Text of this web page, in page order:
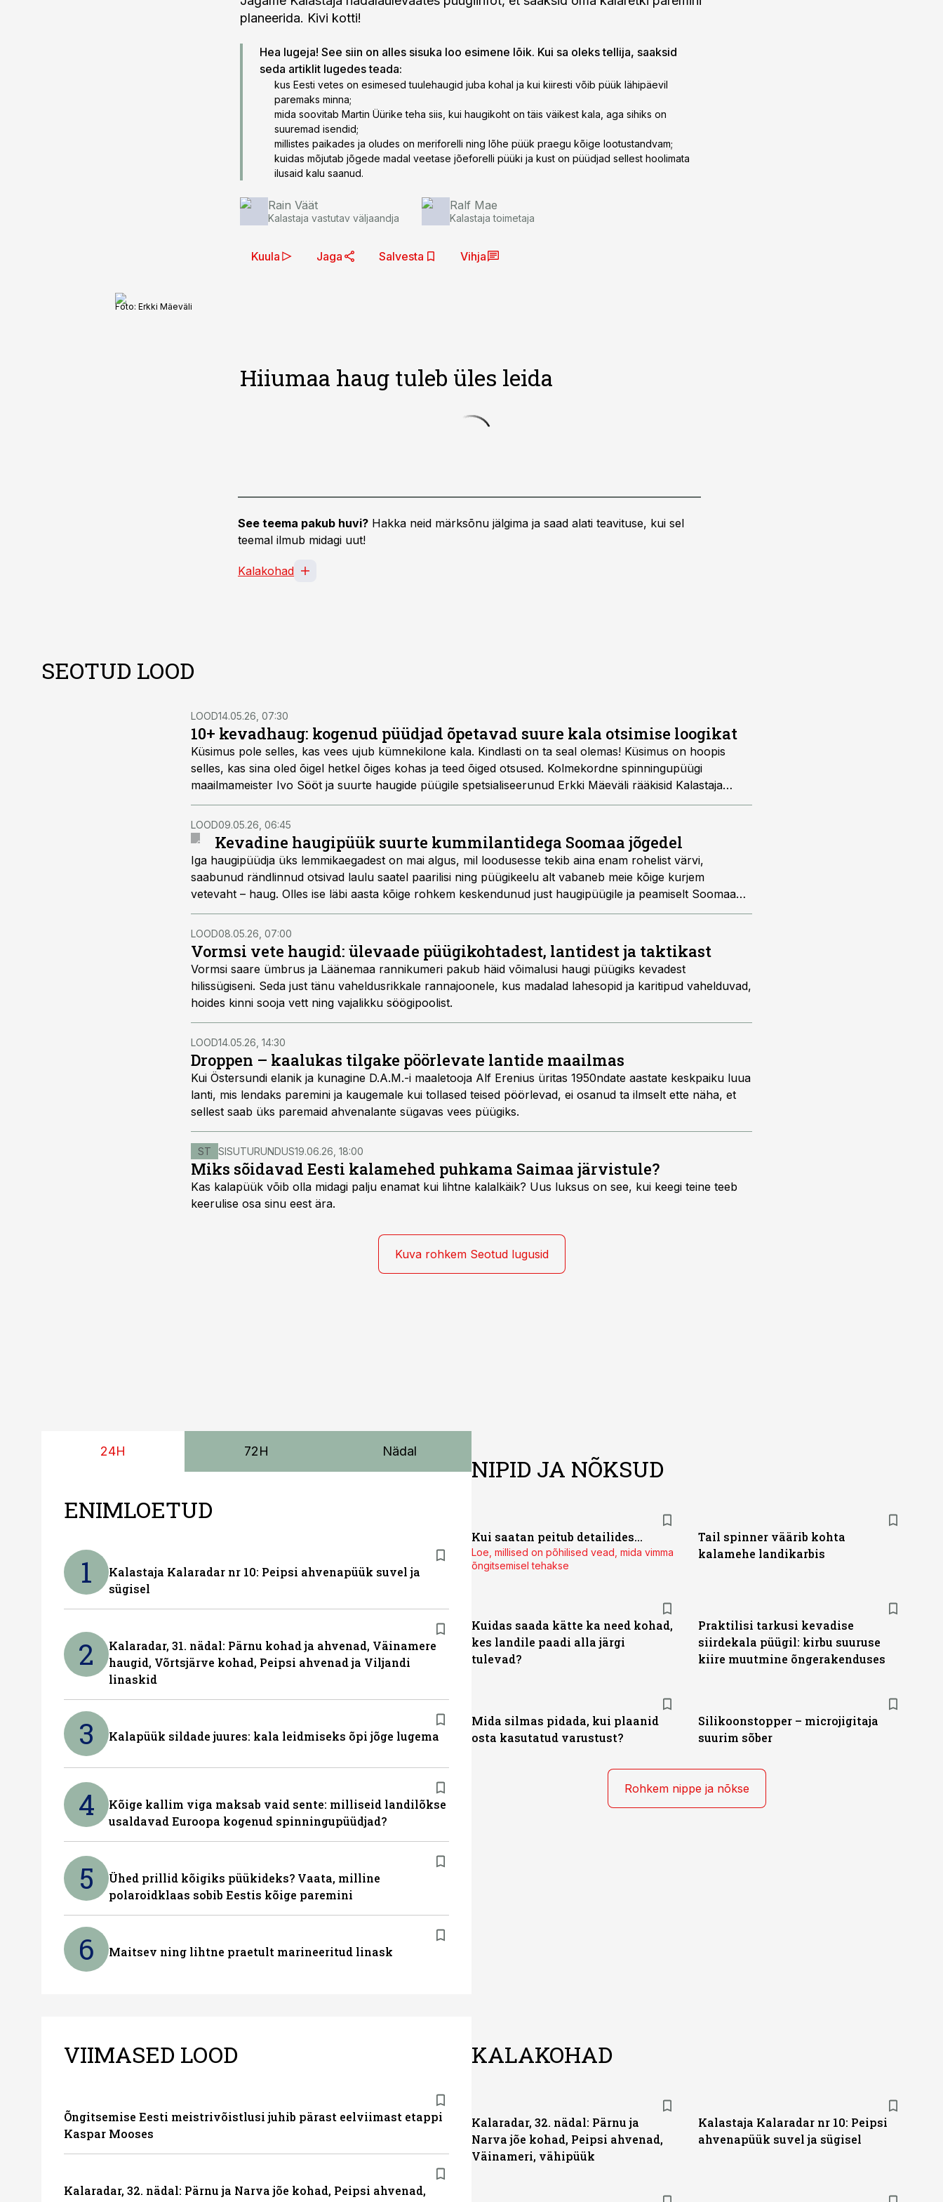
planeerida. Kivi kotti!
Hea lugeja! See siin on alles sisuka loo esimene lõik. Kui sa oleks tellija, saaksid
seda artiklit lugedes teada:
kus Eesti vetes on esimesed tuulehaugid juba kohal ja kui kiiresti võib püük lähipäevil
paremaks minna;
mida soovitab Martin Üürike teha siis, kui haugikoht on täis väikest kala, aga sihiks on
suuremad isendid;
millistes paikades ja oludes on meriforelli ning lõhe püük praegu kõige lootustandvam;
kuidas mõjutab jõgede madal veetase jõeforelli püüki ja kust on püüdjad sellest hoolimata
ilusaid kalu saanud.
Rain Väät
Kalastaja vastutav väljaandja
Ralf Mae
Kalastaja toimetaja
Kuula Jaga Salvesta Vihja
Foto: Erkki Mäeväli
Hiiumaa haug tuleb üles leida
See teema pakub huvi? Hakka neid märksõnu jälgima ja saad alati teavituse, kui sel
teemal ilmub midagi uut!
Kalakohad
SEOTUD LOOD
LOOD14.05.26, 07:30
10+ kevadhaug: kogenud püüdjad õpetavad suure kala otsimise loogikat
Küsimus pole selles, kas vees ujub kümnekilone kala. Kindlasti on ta seal olemas! Küsimus on hoopis
selles, kas sina oled õigel hetkel õiges kohas ja teed õiged otsused. Kolmekordne spinningupüügi
maailmameister Ivo Sööt ja suurte haugide püügile spetsialiseerunud Erkki Mäeväli rääkisid Kalastaja
Kalaradari podcasti saatejuhile Rain Eralale, kuidas nemad suurt haugi jahivad.
LOOD09.05.26, 06:45
Kevadine haugipüük suurte kummilantidega Soomaa jõgedel
Iga haugipüüdja üks lemmikaegadest on mai algus, mil loodusesse tekib aina enam rohelist värvi,
saabunud rändlinnud otsivad laulu saatel paarilisi ning püügikeelu alt vabaneb meie kõige kurjem
vetevaht – haug. Olles ise läbi aasta kõige rohkem keskendunud just haugipüügile ja peamiselt Soomaa
rahvuspargis, üritangi jagada oma kogemusi, kuidas kudejärgset haugi edukalt jõest tabada.
LOOD08.05.26, 07:00
Vormsi vete haugid: ülevaade püügikohtadest, lantidest ja taktikast
Vormsi saare ümbrus ja Läänemaa rannikumeri pakub häid võimalusi haugi püügiks kevadest
hilissügiseni. Seda just tänu vaheldusrikkale rannajoonele, kus madalad lahesopid ja karitipud vahelduvad,
hoides kinni sooja vett ning vajalikku söögipoolist.
LOOD14.05.26, 14:30
Droppen – kaalukas tilgake pöörlevate lantide maailmas
Kui Östersundi elanik ja kunagine D.A.M.-i maaletooja Alf Erenius üritas 1950ndate aastate keskpaiku luua
lanti, mis lendaks paremini ja kaugemale kui tollased teised pöörlevad, ei osanud ta ilmselt ette näha, et
sellest saab üks paremaid ahvenalante sügavas vees püügiks.
ST SISUTURUNDUS19.06.26, 18:00
Miks sõidavad Eesti kalamehed puhkama Saimaa järvistule?
Kas kalapüük võib olla midagi palju enamat kui lihtne kalalkäik? Uus luksus on see, kui keegi teine teeb
keerulise osa sinu eest ära.
Kuva rohkem Seotud lugusid
24H 72H Nädal
ENIMLOETUD
1
Kalastaja Kalaradar nr 10: Peipsi ahvenapüük suvel ja
sügisel
2
Kalaradar, 31. nädal: Pärnu kohad ja ahvenad, Väinamere
haugid, Võrtsjärve kohad, Peipsi ahvenad ja Viljandi
linaskid
3 Kalapüük sildade juures: kala leidmiseks õpi jõge lugema
4
Kõige kallim viga maksab vaid sente: milliseid landilõkse
usaldavad Euroopa kogenud spinningupüüdjad?
5
Ühed prillid kõigiks püükideks? Vaata, milline
polaroidklaas sobib Eestis kõige paremini
6 Maitsev ning lihtne praetult marineeritud linask
NIPID JA NÕKSUD
Kui saatan peitub detailides...
Loe, millised on põhilised vead, mida vimma
õngitsemisel tehakse
Tail spinner väärib kohta
kalamehe landikarbis
Kuidas saada kätte ka need kohad,
kes landile paadi alla järgi
tulevad?
Praktilisi tarkusi kevadise
siirdekala püügil: kirbu suuruse
kiire muutmine õngerakenduses
Mida silmas pidada, kui plaanid
osta kasutatud varustust?
Silikoonstopper – microjigitaja
suurim sõber
Rohkem nippe ja nõkse
VIIMASED LOOD
Õngitsemise Eesti meistrivõistlusi juhib pärast eelviimast etappi
Kaspar Mooses
Kalaradar, 32. nädal: Pärnu ja Narva jõe kohad, Peipsi ahvenad,
KALAKOHAD
Kalaradar, 32. nädal: Pärnu ja
Narva jõe kohad, Peipsi ahvenad,
Väinameri, vähipüük
Kalastaja Kalaradar nr 10: Peipsi
ahvenapüük suvel ja sügisel